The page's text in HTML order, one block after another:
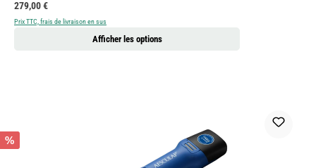
Prix régulier :
279,00 €
Prix TTC, frais de livraison en sus
Afficher les options
%